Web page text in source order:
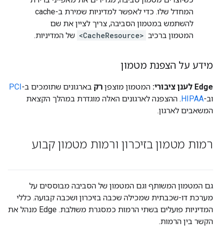
המחדל שלו. כדי לאפשר למדיניות שמירת ב-cache
להשתמש במטמון הסביבה, צריך לציין את שם
המטמון ברכיב <CacheResource> של המדיניות.
מידע על הצפנת מטמון
Edge לענן ציבורי: המטמון מוצפן רק בארגונים שתומכים ב-PCI
וב-HIPAA. ההצפנה לארגונים האלה מוגדרת במהלך הקצאת
המשאבים לארגון.
רמות מטמון בזיכרון ורמות מטמון קבוע
גם המטמון המשותף וגם המטמון של הסביבה מבוססים על
מערכת דו-שכבתית שמכילה שכבה בזיכרון ושכבה קבועה. כללי
המדיניות פועלים בשתי הרמות כמסגרת משולבת. Edge מנהל את
הקשר בין הרמות.